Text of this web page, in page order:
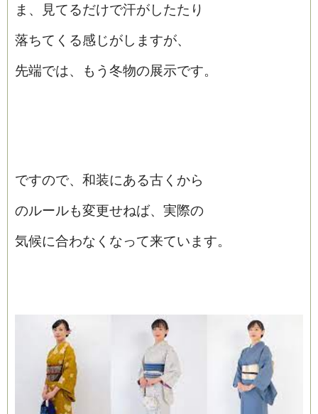
ま、見てるだけで汗がしたたり
落ちてくる感じがしますが、
先端では、もう冬物の展示です。
ですので、和装にある古くから
のルールも変更せねば、実際の
気候に合わなくなって来ています。